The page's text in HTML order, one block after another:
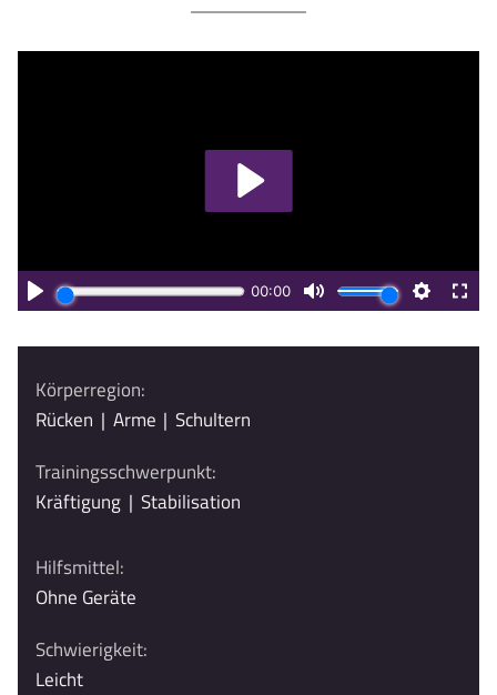
Körperregion:
Rücken | Arme | Schultern
Trainingsschwerpunkt:
Kräftigung | Stabilisation
Hilfsmittel:
Ohne Geräte
Schwierigkeit:
Leicht